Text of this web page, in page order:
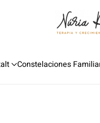
Constelaciones